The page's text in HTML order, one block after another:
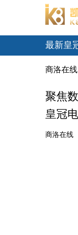
最新皇
商洛在线
聚焦
皇冠
商洛在线